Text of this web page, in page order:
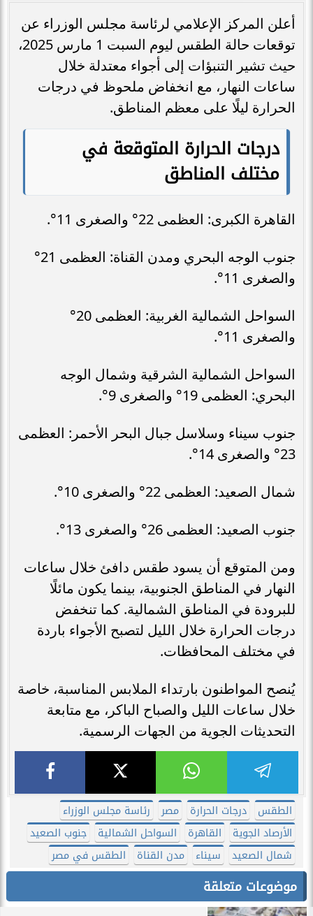
أعلن المركز الإعلامي لرئاسة مجلس الوزراء عن
توقعات حالة الطقس ليوم السبت 1 مارس 2025،
حيث تشير التنبؤات إلى أجواء معتدلة خلال
ساعات النهار، مع انخفاض ملحوظ في درجات
الحرارة ليلًا على معظم المناطق.
درجات الحرارة المتوقعة في
مختلف المناطق
القاهرة الكبرى: العظمى 22° والصغرى 11°.
جنوب الوجه البحري ومدن القناة: العظمى 21°
والصغرى 11°.
السواحل الشمالية الغربية: العظمى 20°
والصغرى 11°.
السواحل الشمالية الشرقية وشمال الوجه
البحري: العظمى 19° والصغرى 9°.
جنوب سيناء وسلاسل جبال البحر الأحمر: العظمى
23° والصغرى 14°.
شمال الصعيد: العظمى 22° والصغرى 10°.
جنوب الصعيد: العظمى 26° والصغرى 13°.
ومن المتوقع أن يسود طقس دافئ خلال ساعات
النهار في المناطق الجنوبية، بينما يكون مائلًا
للبرودة في المناطق الشمالية. كما تنخفض
درجات الحرارة خلال الليل لتصبح الأجواء باردة
في مختلف المحافظات.
يُنصح المواطنون بارتداء الملابس المناسبة، خاصة
خلال ساعات الليل والصباح الباكر، مع متابعة
التحديثات الجوية من الجهات الرسمية.
الطقس درجات الحرارة مصر
رئاسة مجلس الوزراء
الأرصاد الجوية
القاهرة السواحل الشمالية
جنوب الصعيد
شمال الصعيد
سيناء مدن القناة الطقس في مصر
موضوعات متعلقة